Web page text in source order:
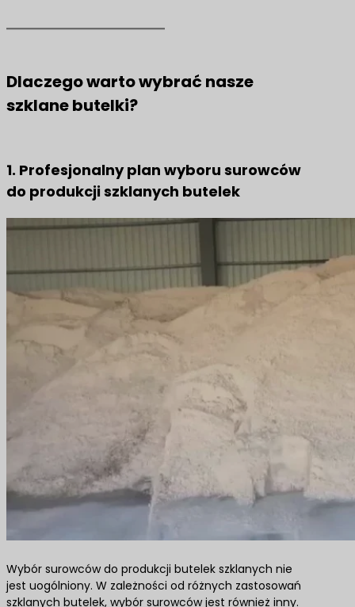
Dlaczego warto wybrać nasze
szklane butelki?
1. Profesjonalny plan wyboru surowców
do produkcji szklanych butelek
Wybór surowców do produkcji butelek szklanych nie
jest uogólniony. W zależności od różnych zastosowań
szklanych butelek, wybór surowców jest również inny.